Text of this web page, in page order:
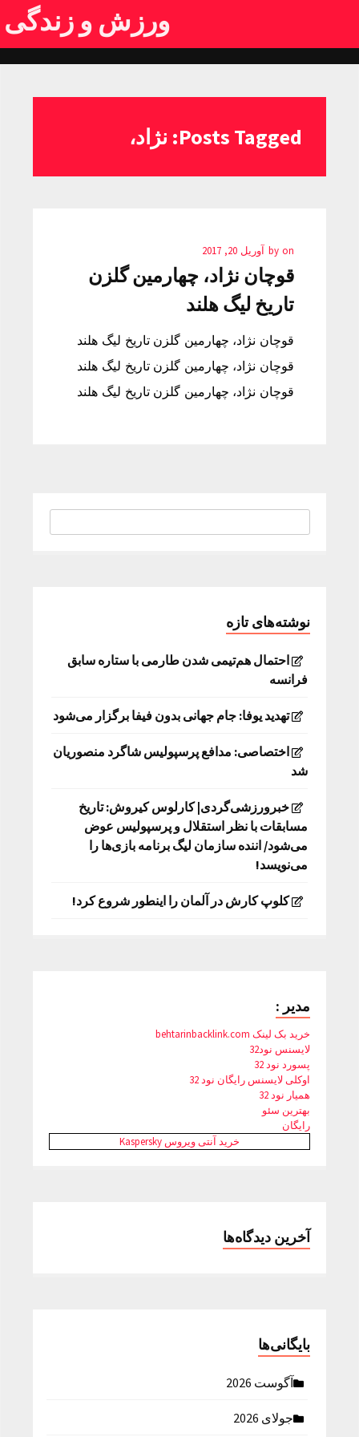
ورزش و زندگی
Posts Tagged: نژاد،
by on آوریل 20, 2017
قوچان نژاد، چهارمین گلزن
تاریخ لیگ هلند
قوچان نژاد، چهارمین گلزن تاریخ لیگ هلند
قوچان نژاد، چهارمین گلزن تاریخ لیگ هلند
قوچان نژاد، چهارمین گلزن تاریخ لیگ هلند
نوشته‌های تازه
احتمال هم‌تیمی شدن طارمی با ستاره سابق
فرانسه
تهدید یوفا: جام جهانی بدون فیفا برگزار می‌شود
اختصاصی: مدافع پرسپولیس شاگرد منصوریان
شد
خبرورزشی‌گردی| کارلوس کیروش: تاریخ
مسابقات با نظر استقلال و پرسپولیس عوض
می‌شود/ اننده سازمان لیگ برنامه بازی‌ها را
می‌نویسد!
کلوپ کارش در آلمان را اینطور شروع کرد!
مدیر :
خرید بک لینک behtarinbacklink.com
لایسنس نود32
پسورد نود 32
اوکلی لایسنس رایگان نود 32
همیار نود 32
بهترین سئو
رایگان
خرید آنتی ویروس Kaspersky
آخرین دیدگاه‌ها
بایگانی‌ها
آگوست 2026
جولای 2026